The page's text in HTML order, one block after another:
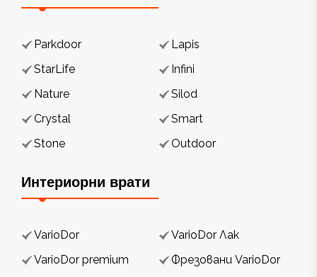
Parkdoor
Lapis
StarLife
Infini
Nature
Silod
Crystal
Smart
Stone
Outdoor
Интериорни врати
VarioDor
VarioDor Лак
VarioDor premium
Фрезовани VarioDor